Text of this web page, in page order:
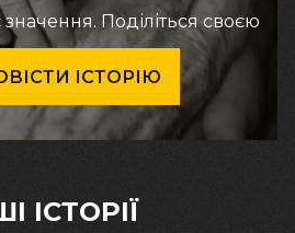
значення. Поділіться своєю
ІСТОРІЮ
ІСТОРІЇ